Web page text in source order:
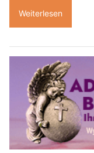
Weiterlesen